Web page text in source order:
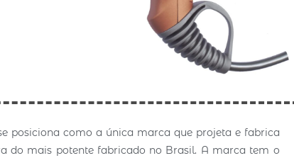
posiciona como a única marca que projeta e fabrica
do mais potente fabricado no Brasil. A marca tem o